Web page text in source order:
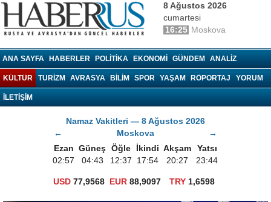
8 Ağustos 2026
cumartesi
16:25 Moskova
ANA SAYFA HABERLER POLITIKA EKONOMI GÜNDEM ANALIZ
KÜLTÜR TURIZM AVRASYA BILIM SPOR YAŞAM RÖPORTAJ YORUM
İLETİŞİM
Namaz Vakitleri — 8 Ağustos 2026
←
Moskova
→
Ezan Güneş Öğle İkindi Akşam
Yatsı
02:57
04:43 12:37 17:54 20:27 23:44
USD 77,9568 EUR 88,9097 TRY1,6598